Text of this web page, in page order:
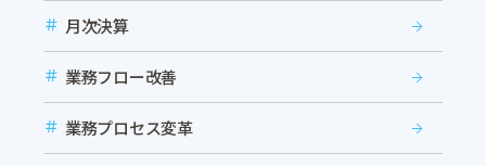
月次決算
業務フロー改善
業務プロセス変革